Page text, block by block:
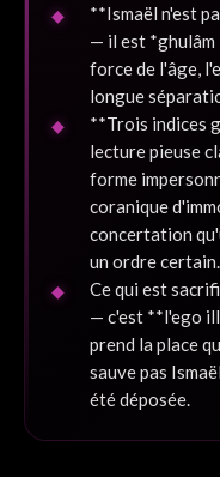
**Ismaël n'est
— il est *ghulâm
force de l'âge,
longue
**Trois indices
lecture pieuse
forme
coranique
concertation
un ordre certain.
Ce qui est
— c'est **l'ego
prend la place
sauve pas
été déposée.